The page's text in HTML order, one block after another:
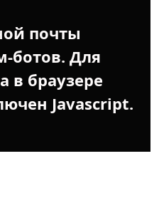
почты
ботов. Для
в браузере
Javascript.